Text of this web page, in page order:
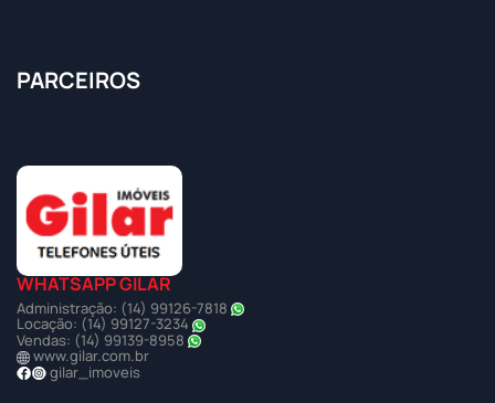
PARCEIROS
WHATSAPP GILAR
Administração: (14) 99126-7818
Locação: (14) 99127-3234
Vendas: (14) 99139-8958
www.gilar.com.br
gilar_imoveis